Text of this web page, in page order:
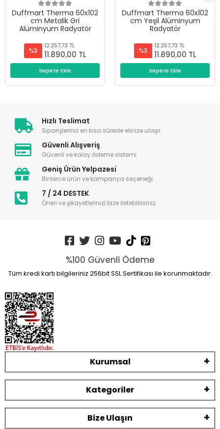
Duffmart Therma 60x102
cm Metalik Gri
Alüminyum Radyatör
%3
12.257,73 TL
11.890,00 TL
Sepete Ekle
Duffmart Therma 60x102
cm Yeşil Alüminyum
Radyatör
%3
12.257,73 TL
11.890,00 TL
Sepete Ekle
Hızlı Teslimat
Siparişleriniz en kısa sürede elinize ulaşır.
Güvenli Alışveriş
Güvenli ve kolay ödeme sistemi
Geniş Ürün Yelpazesi
Binlerce ürün ve kampanya seçeneği
7 / 24 DESTEK
Öneri ve şikayetlerinizi bize iletebilirsiniz.
%100 Güvenli Ödeme
Tüm kredi kartı bilgileriniz 256bit SSL Sertifikası ile korunmaktadır.
Kurumsal
Kategoriler
Bize Ulaşın